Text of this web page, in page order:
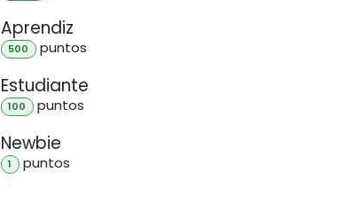
Aprendiz
500 puntos
Estudiante
100 puntos
Newbie
1 puntos